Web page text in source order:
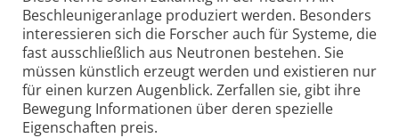
Beschleuniger­anlage produziert werden. Besonders
interessieren sich die Forscher auch für Systeme, die
fast ausschließlich aus Neutronen bestehen. Sie
müssen künstlich erzeugt werden und existieren nur
für einen kurzen Augenblick. Zerfallen sie, gibt ihre
Bewegung Informationen über deren spezielle
Eigenschaften preis.